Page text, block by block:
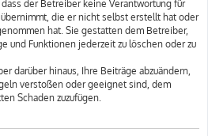
der Betreiber keine Verantwortung für
die er nicht selbst erstellt hat oder
hat. Sie gestatten dem Betreiber,
und Funktionen jederzeit zu löschen oder zu
darüber hinaus, Ihre Beiträge abzuändern,
verstoßen oder geeignet sind, dem
Schaden zuzufügen.